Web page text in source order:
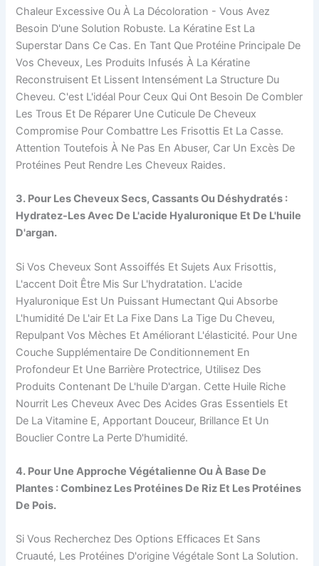
Chaleur Excessive Ou À La Décoloration - Vous Avez
Besoin D'une Solution Robuste. La Kératine Est La
Superstar Dans Ce Cas. En Tant Que Protéine Principale De
Vos Cheveux, Les Produits Infusés À La Kératine
Reconstruisent Et Lissent Intensément La Structure Du
Cheveu. C'est L'idéal Pour Ceux Qui Ont Besoin De Combler
Les Trous Et De Réparer Une Cuticule De Cheveux
Compromise Pour Combattre Les Frisottis Et La Casse.
Attention Toutefois À Ne Pas En Abuser, Car Un Excès De
Protéines Peut Rendre Les Cheveux Raides.
3. Pour Les Cheveux Secs, Cassants Ou Déshydratés :
Hydratez-Les Avec De L'acide Hyaluronique Et De L'huile
D'argan.
Si Vos Cheveux Sont Assoiffés Et Sujets Aux Frisottis,
L'accent Doit Être Mis Sur L'hydratation. L'acide
Hyaluronique Est Un Puissant Humectant Qui Absorbe
L'humidité De L'air Et La Fixe Dans La Tige Du Cheveu,
Repulpant Vos Mèches Et Améliorant L'élasticité. Pour Une
Couche Supplémentaire De Conditionnement En
Profondeur Et Une Barrière Protectrice, Utilisez Des
Produits Contenant De L'huile D'argan. Cette Huile Riche
Nourrit Les Cheveux Avec Des Acides Gras Essentiels Et
De La Vitamine E, Apportant Douceur, Brillance Et Un
Bouclier Contre La Perte D'humidité.
4. Pour Une Approche Végétalienne Ou À Base De
Plantes : Combinez Les Protéines De Riz Et Les Protéines
De Pois.
Si Vous Recherchez Des Options Efficaces Et Sans
Cruauté, Les Protéines D'origine Végétale Sont La Solution.